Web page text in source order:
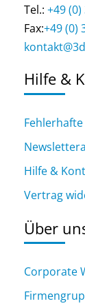
Tel.: +49 (0)
Fax:+49 (0)
Hilfe &
Hilfe &
Vertrag
Über
Corporate